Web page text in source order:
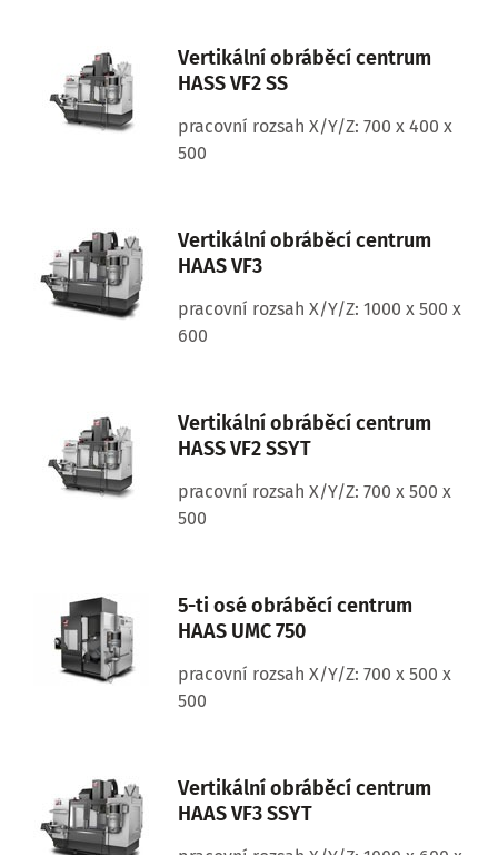
Vertikální obráběcí centrum
HASS VF2 SS
pracovní rozsah X/Y/Z: 700 x 400 x
500
Vertikální obráběcí centrum
HAAS VF3
pracovní rozsah X/Y/Z: 1000 x 500 x
600
Vertikální obráběcí centrum
HASS VF2 SSYT
pracovní rozsah X/Y/Z: 700 x 500 x
500
5-ti osé obráběcí centrum
HAAS UMC 750
pracovní rozsah X/Y/Z: 700 x 500 x
500
Vertikální obráběcí centrum
HAAS VF3 SSYT